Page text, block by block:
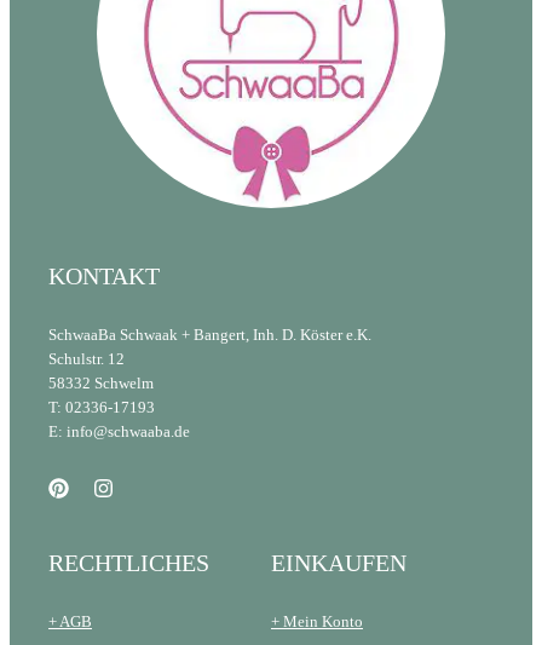
KONTAKT
SchwaaBa Schwaak + Bangert, Inh. D. Köster e.K.
Schulstr. 12
58332 Schwelm
T: 02336-17193
E: info@schwaaba.de
RECHTLICHES
+ AGB
EINKAUFEN
+ Mein Konto